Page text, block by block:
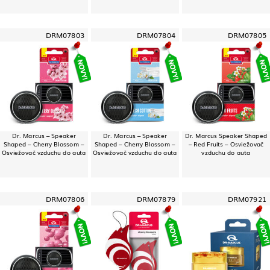
DRM07803
Dr. Marcus – Speaker
Shaped – Cherry Blossom –
Osviežovač vzduchu do auta
DRM07804
Dr. Marcus – Speaker
Shaped – Cherry Blossom –
Osviežovač vzduchu do auta
DRM07805
Dr. Marcus Speaker Shaped
– Red Fruits – Osviežovač
vzduchu do auta
DRM07806 DRM07879 DRM07921